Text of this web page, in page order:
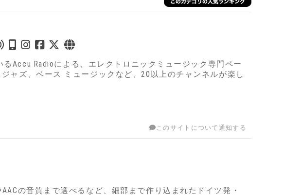
Accu Radioによる、エレクトロニックミュージック専門ペー
ャズ、ベース ミュージックなど、20以上のチャンネルが楽し
このサイトについて通知する
の音質まで選べるなど、細部まで作り込まれたドイツ発・